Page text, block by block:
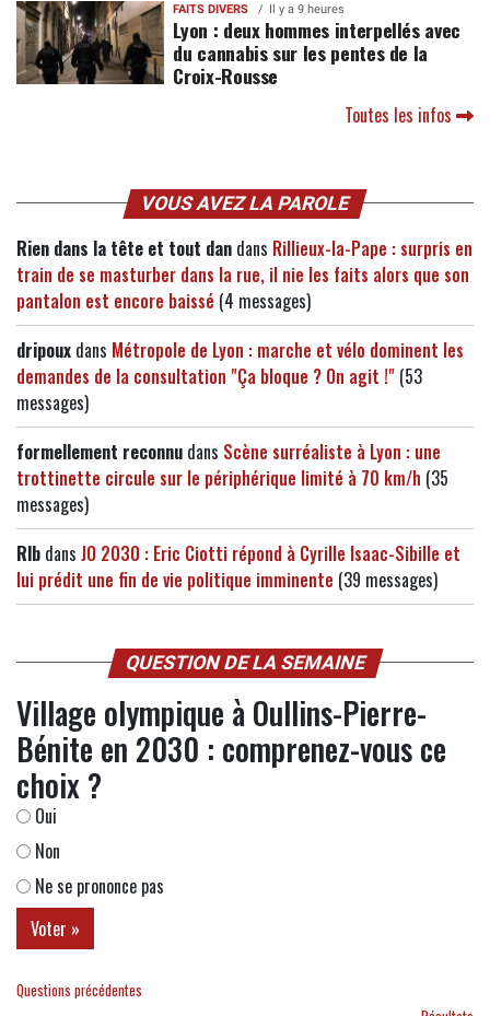
FAITS DIVERS Il y a 9 heures
Lyon : deux hommes interpellés avec
du cannabis sur les pentes de la
Croix-Rousse
Toutes les infos
VOUS AVEZ LA PAROLE
Rien dans la tête et tout dan dans Rillieux-la-Pape : surpris en
train de se masturber dans la rue, il nie les faits alors que son
pantalon est encore baissé (4 messages)
dripoux dans Métropole de Lyon : marche et vélo dominent les
demandes de la consultation "Ça bloque ? On agit !" (53
messages)
formellement reconnu dans Scène surréaliste à Lyon : une
trottinette circule sur le périphérique limité à 70 km/h (35
messages)
Rlb dans JO 2030 : Eric Ciotti répond à Cyrille Isaac-Sibille et
lui prédit une fin de vie politique imminente (39 messages)
QUESTION DE LA SEMAINE
Village olympique à Oullins-Pierre-
Bénite en 2030 : comprenez-vous ce
choix ?
Oui
Non
Ne se prononce pas
Questions précédentes